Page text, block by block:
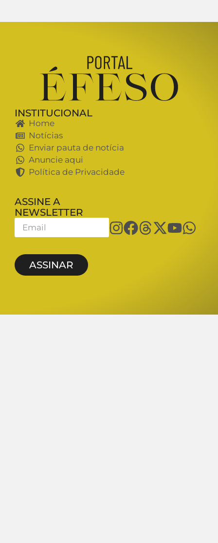
INSTITUCIONAL
Home
Notícias
Enviar pauta de notícia
Anuncie aqui
Política de Privacidade
ASSINE A
NEWSLETTER
ASSINAR